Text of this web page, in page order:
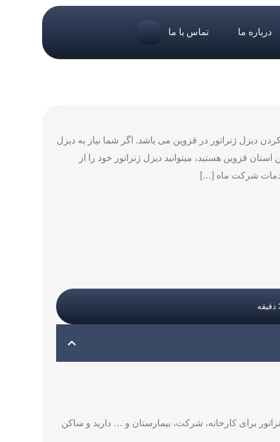
درباره ما تماس با ما
دیزل ژنراتور در قزوین می باشد. اگر شما نیاز به دیزل
قزوین هستید، میتوانید دیزل ژنراتور خود را از
خدمات شرکت ماه […]
برای کارخانه، شرکت، بیمارستان و … دارید و ساکن